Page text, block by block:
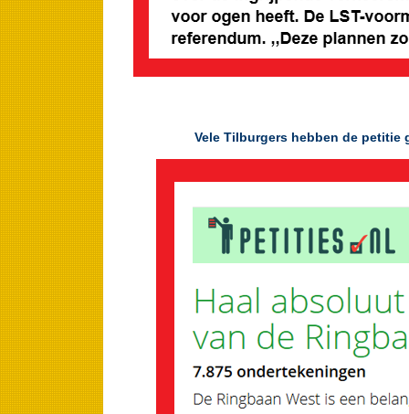
Vele Tilburgers hebben de petitie